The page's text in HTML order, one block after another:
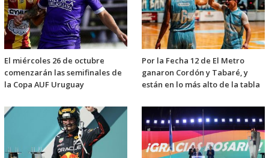
El miércoles 26 de octubre
comenzarán las semifinales de
la Copa AUF Uruguay
Por la Fecha 12 de El Metro
ganaron Cordón y Tabaré, y
están en lo más alto de la tabla